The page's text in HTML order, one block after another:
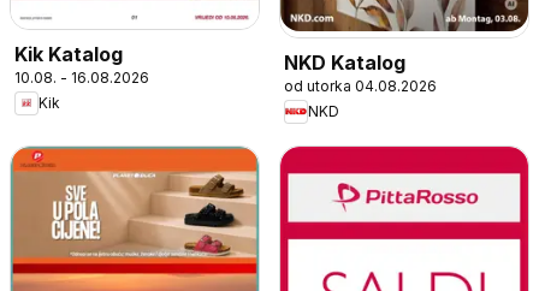
Kik Katalog
10.08. - 16.08.2026
Kik
NKD Katalog
od utorka 04.08.2026
NKD